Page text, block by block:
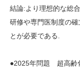
結論:より理想的な総
研修や専門医制度の
とが必要である.
●2025年問題 超高齢